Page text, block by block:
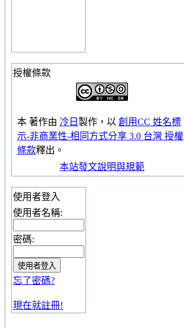
授權條款
本 著作由 冷日 製作，以 創用CC 姓名標
示-非商業性-相同方式分享 3.0 台灣 授權
條款釋出。
本站發文說明與規範
使用者登入
使用者名稱:
密碼:
忘了密碼?
現在就註冊!